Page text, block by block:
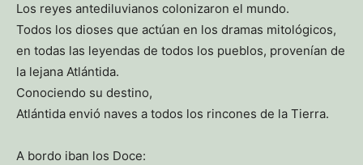
Los reyes antediluvianos colonizaron el mundo.
Todos los dioses que actúan en los dramas mitológicos,
en todas las leyendas de todos los pueblos, provenían de
la lejana Atlántida.
Conociendo su destino,
Atlántida envió naves a todos los rincones de la Tierra.
A bordo iban los Doce: